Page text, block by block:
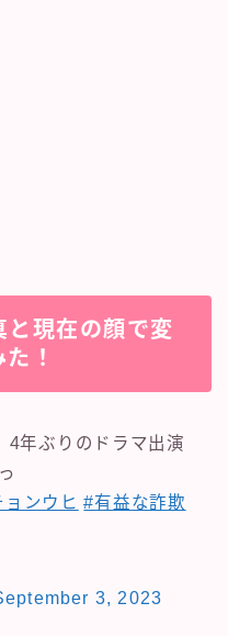
と現在の顔で変
！
4年ぶりのドラマ出演
ョンウヒ #有益な詐欺
3, 2023